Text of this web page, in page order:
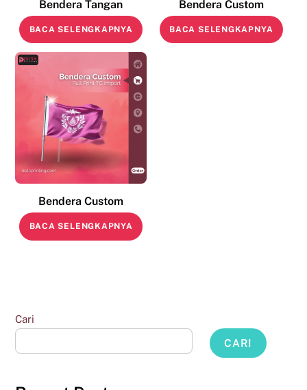
Bendera Tangan
BACA SELENGKAPNYA
Bendera Custom
BACA SELENGKAPNYA
Bendera Custom
BACA SELENGKAPNYA
Cari
CARI